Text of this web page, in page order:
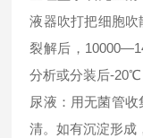
液器吹打把细胞
裂解后，
分析或分装后-20℃
尿液：用无菌管
清。如有沉淀形成